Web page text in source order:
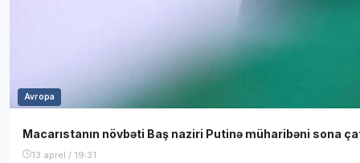
Avropa
Macarıstanın növbəti Baş naziri Putinə müharibəni sona
13 aprel / 19:31